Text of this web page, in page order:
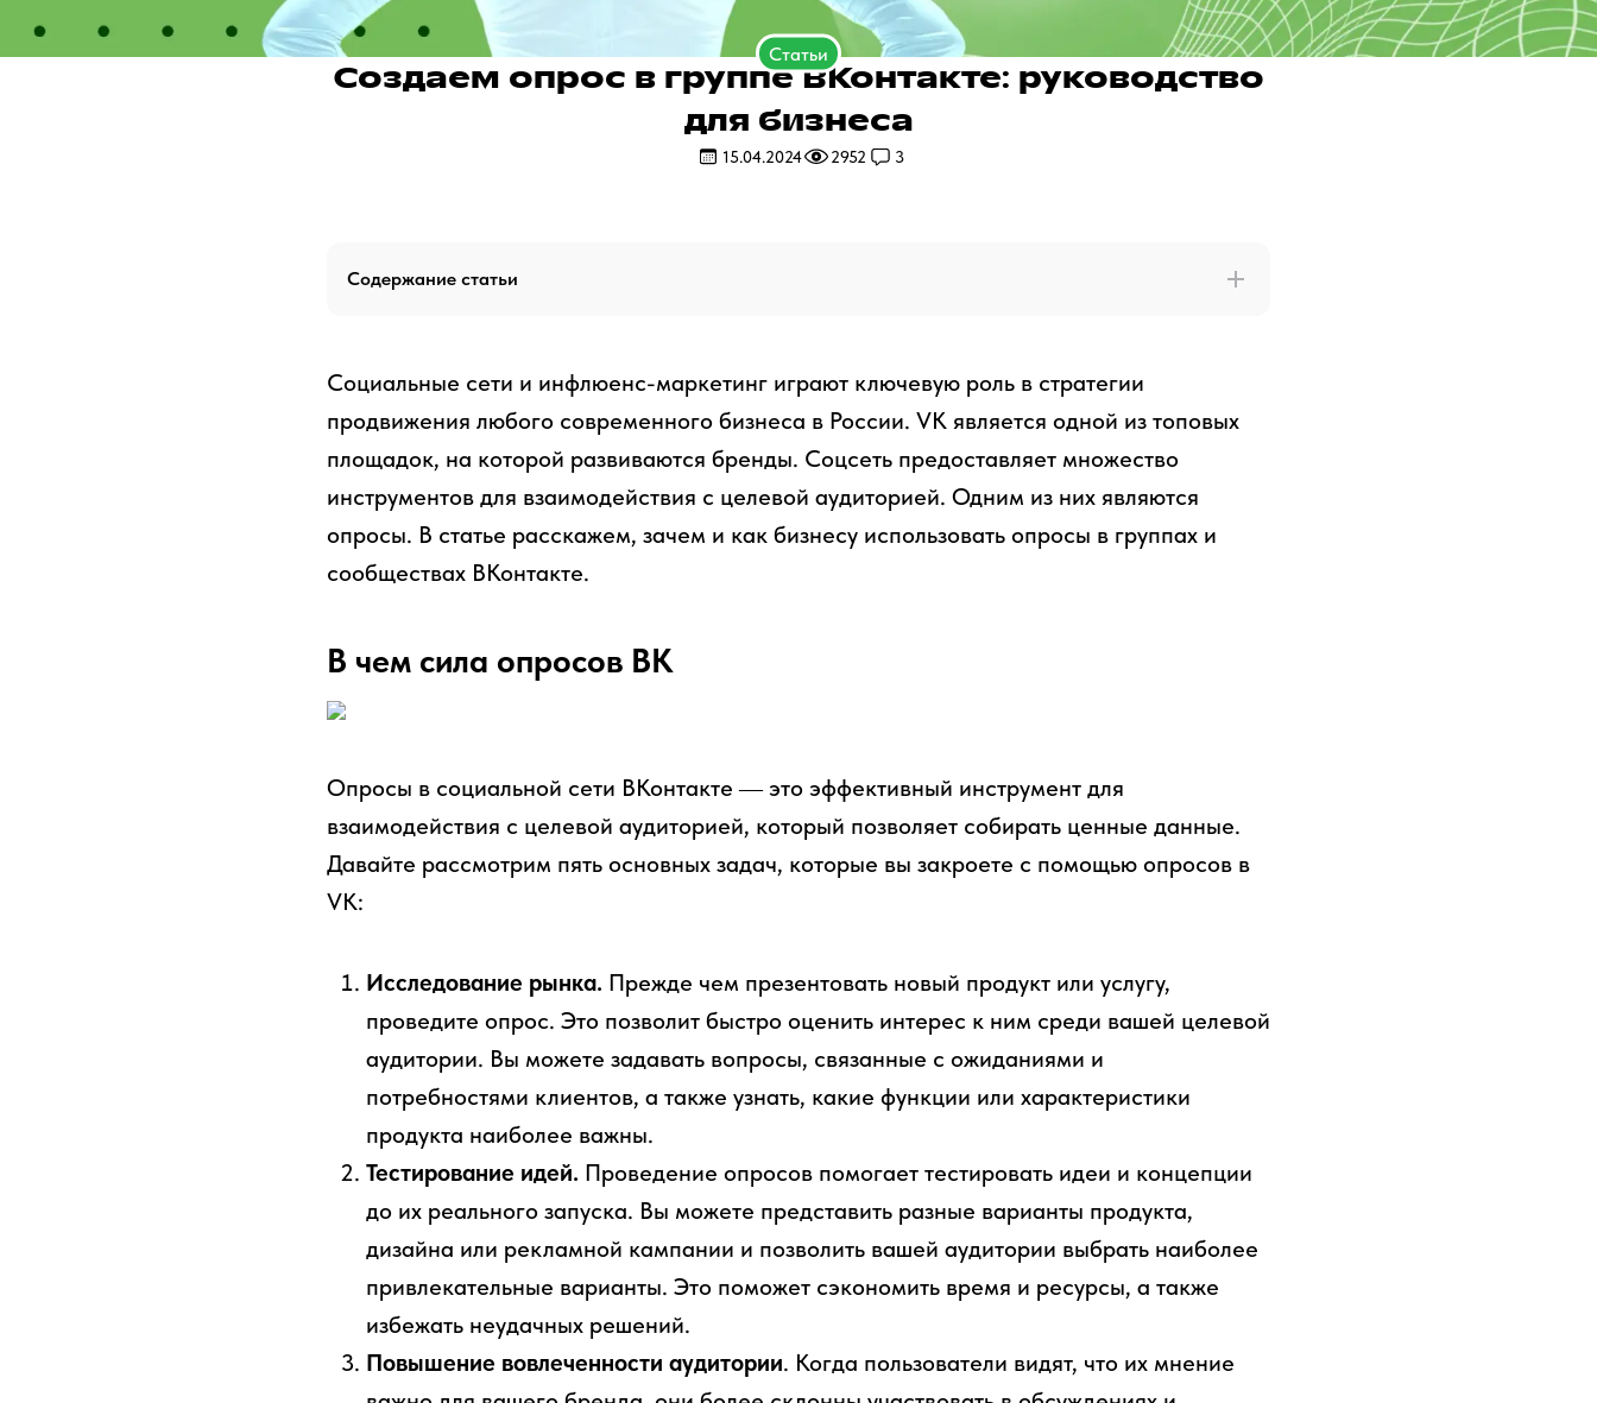
Статьи
Создаем опрос в группе ВКонтакте: руководство
для бизнеса
15.04.2024 2952 3
Содержание статьи
Социальные сети и инфлюенс-маркетинг играют ключевую роль в стратегии
продвижения любого современного бизнеса в России. VK является одной из топовых
площадок, на которой развиваются бренды. Соцсеть предоставляет множество
инструментов для взаимодействия с целевой аудиторией. Одним из них являются
опросы. В статье расскажем, зачем и как бизнесу использовать опросы в группах и
сообществах ВКонтакте.
В чем сила опросов ВК
Опросы в социальной сети ВКонтакте ― это эффективный инструмент для
взаимодействия с целевой аудиторией, который позволяет собирать ценные данные.
Давайте рассмотрим пять основных задач, которые вы закроете с помощью опросов в
VK:
Исследование рынка. Прежде чем презентовать новый продукт или услугу,
проведите опрос. Это позволит быстро оценить интерес к ним среди вашей целевой
аудитории. Вы можете задавать вопросы, связанные с ожиданиями и
потребностями клиентов, а также узнать, какие функции или характеристики
продукта наиболее важны.
Тестирование идей. Проведение опросов помогает тестировать идеи и концепции
до их реального запуска. Вы можете представить разные варианты продукта,
дизайна или рекламной кампании и позволить вашей аудитории выбрать наиболее
привлекательные варианты. Это поможет сэкономить время и ресурсы, а также
избежать неудачных решений.
Повышение вовлеченности аудитории. Когда пользователи видят, что их мнение